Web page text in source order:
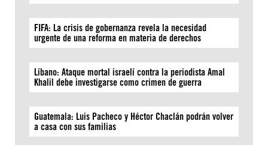
FIFA: La crisis de gobernanza revela la necesidad
urgente de una reforma en materia de derechos
Líbano: Ataque mortal israelí contra la periodista Amal
Khalil debe investigarse como crimen de guerra
Guatemala: Luis Pacheco y Héctor Chaclán podrán volver
a casa con sus familias